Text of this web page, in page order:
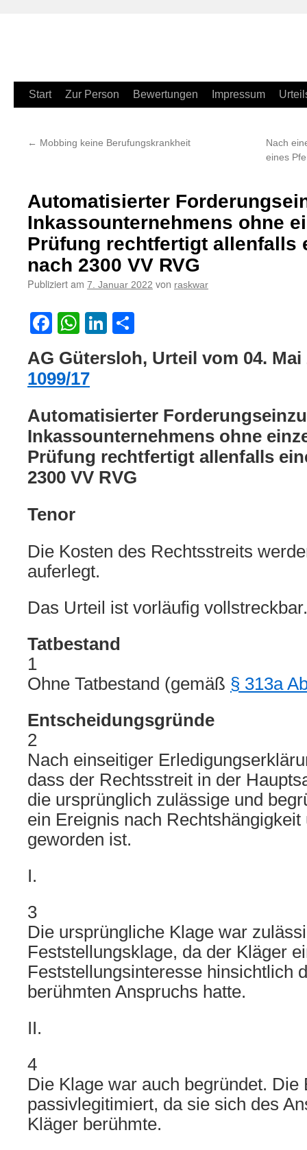
Zum
springen
Start Zur Person Bewertungen Impressum
← Mobbing keine Berufungskrankheit
Nach
eines
Automatisierter
Inkassounternehmens ohne
Prüfung rechtfertigt allenfalls
nach 2300 VV RVG
Publiziert am 7. Januar 2022 von raskwar
Facebook
WhatsApp
LinkedIn
AG Gütersloh, Urteil vom 04. Mai
1099/17
Automatisierter
Inkassounternehmens ohne
Prüfung rechtfertigt allenfalls
2300 VV RVG
Tenor
Die Kosten des Rechtsstreits
auferlegt.
Das Urteil ist vorläufig vollstreckbar.
Tatbestand
1
Ohne Tatbestand (gemäß § 313a
Entscheidungsgründe
2
Nach einseitiger
dass der Rechtsstreit in der
die ursprünglich zulässige und
ein Ereignis nach Rechtshängigkeit
geworden ist.
I.
3
Die ursprüngliche Klage war
Feststellungsklage, da der Kläger
Feststellungsinteresse hinsichtlich
berühmten Anspruchs hatte.
II.
4
Die Klage war auch begründet. Die
passivlegitimiert, da sie sich des
Kläger berühmte.